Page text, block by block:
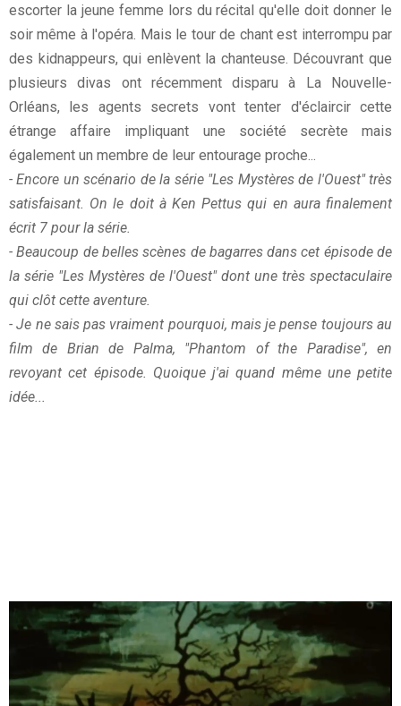
escorter la jeune femme lors du récital qu'elle doit donner le
soir même à l'opéra. Mais le tour de chant est interrompu par
des kidnappeurs, qui enlèvent la chanteuse. Découvrant que
plusieurs divas ont récemment disparu à La Nouvelle-
Orléans, les agents secrets vont tenter d'éclaircir cette
étrange affaire impliquant une société secrète mais
également un membre de leur entourage proche...
- Encore un scénario de la série "Les Mystères de l'Ouest" très
satisfaisant. On le doit à Ken Pettus qui en aura finalement
écrit 7 pour la série.
- Beaucoup de belles scènes de bagarres dans cet épisode de
la série "Les Mystères de l'Ouest" dont une très spectaculaire
qui clôt cette aventure.
- Je ne sais pas vraiment pourquoi, mais je pense toujours au
film de Brian de Palma, "Phantom of the Paradise", en
revoyant cet épisode. Quoique j'ai quand même une petite
idée...